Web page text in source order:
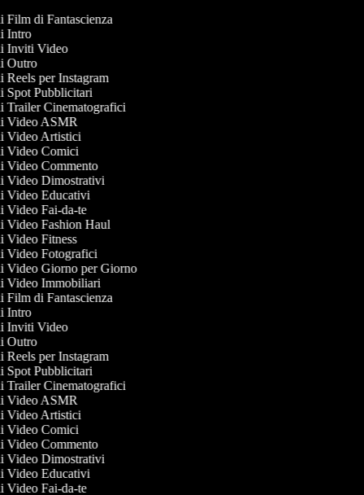
Film di Fantascienza
Intro
Inviti Video
Outro
Reels per Instagram
Spot Pubblicitari
Trailer Cinematografici
Video ASMR
Video Artistici
Video Comici
Video Commento
Video Dimostrativi
Video Educativi
Video Fai-da-te
Video Fashion Haul
Video Fitness
Video Fotografici
Video Giorno per Giorno
Video Immobiliari
Film di Fantascienza
Intro
Inviti Video
Outro
Reels per Instagram
Spot Pubblicitari
Trailer Cinematografici
Video ASMR
Video Artistici
Video Comici
Video Commento
Video Dimostrativi
Video Educativi
Video Fai-da-te